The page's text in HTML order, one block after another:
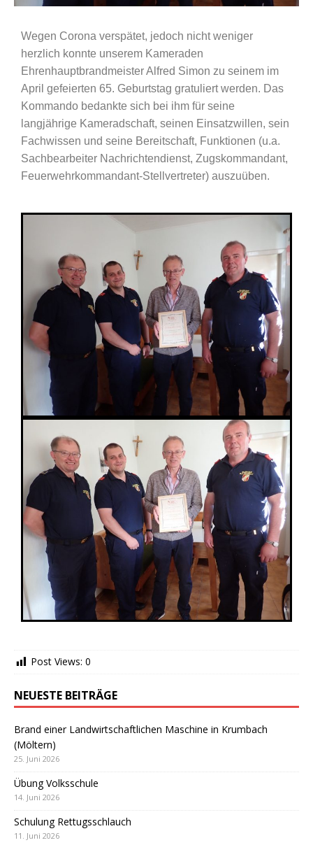
Wegen Corona verspätet, jedoch nicht weniger
herzlich konnte unserem Kameraden
Ehrenhauptbrandmeister Alfred Simon zu seinem im
April gefeierten 65. Geburtstag gratuliert werden. Das
Kommando bedankte sich bei ihm für seine
langjährige Kameradschaft, seinen Einsatzwillen, sein
Fachwissen und seine Bereitschaft, Funktionen (u.a.
Sachbearbeiter Nachrichtendienst, Zugskommandant,
Feuerwehrkommandant-Stellvertreter) auszuüben.
Post Views: 0
NEUESTE BEITRÄGE
Brand einer Landwirtschaftlichen Maschine in Krumbach
(Möltern)
25. Juni 2026
Übung Volksschule
14. Juni 2026
Schulung Rettugsschlauch
11. Juni 2026